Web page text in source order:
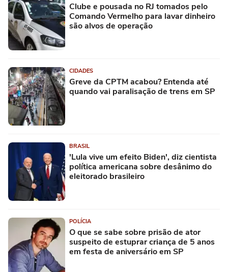
Clube e pousada no RJ tomados pelo
Comando Vermelho para lavar dinheiro
são alvos de operação
CIDADES
Greve da CPTM acabou? Entenda até
quando vai paralisação de trens em SP
BRASIL
'Lula vive um efeito Biden', diz cientista
política americana sobre desânimo do
eleitorado brasileiro
POLÍCIA
O que se sabe sobre prisão de ator
suspeito de estuprar criança de 5 anos
em festa de aniversário em SP